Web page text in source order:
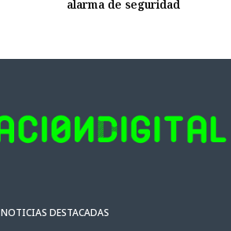
alarma de seguridad
NOTICIAS DESTACADAS